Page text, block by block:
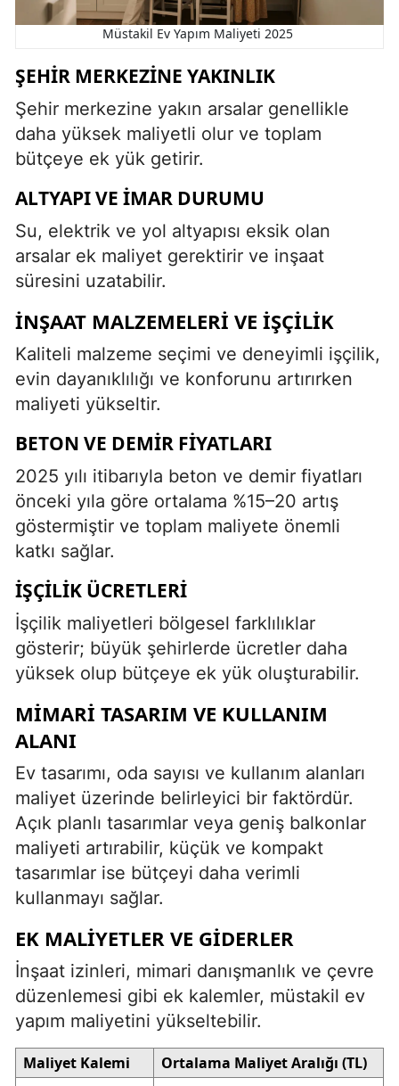
Müstakil Ev Yapım Maliyeti 2025
ŞEHIR MERKEZINE YAKINLIK
Şehir merkezine yakın arsalar genellikle
daha yüksek maliyetli olur ve toplam
bütçeye ek yük getirir.
ALTYAPI VE İMAR DURUMU
Su, elektrik ve yol altyapısı eksik olan
arsalar ek maliyet gerektirir ve inşaat
süresini uzatabilir.
İNŞAAT MALZEMELERI VE İŞÇILIK
Kaliteli malzeme seçimi ve deneyimli işçilik,
evin dayanıklılığı ve konforunu artırırken
maliyeti yükseltir.
BETON VE DEMIR FIYATLARI
2025 yılı itibarıyla beton ve demir fiyatları
önceki yıla göre ortalama %15–20 artış
göstermiştir ve toplam maliyete önemli
katkı sağlar.
İŞÇILIK ÜCRETLERI
İşçilik maliyetleri bölgesel farklılıklar
gösterir; büyük şehirlerde ücretler daha
yüksek olup bütçeye ek yük oluşturabilir.
MIMARI TASARIM VE KULLANIM
ALANI
Ev tasarımı, oda sayısı ve kullanım alanları
maliyet üzerinde belirleyici bir faktördür.
Açık planlı tasarımlar veya geniş balkonlar
maliyeti artırabilir, küçük ve kompakt
tasarımlar ise bütçeyi daha verimli
kullanmayı sağlar.
EK MALIYETLER VE GIDERLER
İnşaat izinleri, mimari danışmanlık ve çevre
düzenlemesi gibi ek kalemler, müstakil ev
yapım maliyetini yükseltebilir.
Maliyet Kalemi
Ortalama Maliyet Aralığı (TL)